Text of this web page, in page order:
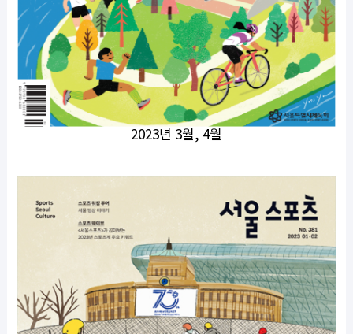
2023년 3월, 4월